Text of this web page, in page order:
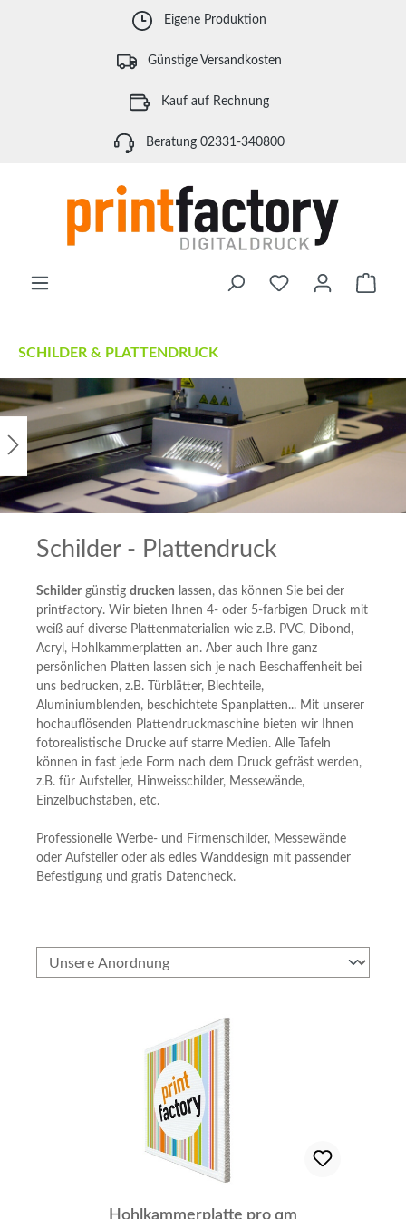
Zum Hauptinhalt springen Eigene Produktion
Günstige Versandkosten
Kauf auf Rechnung
Beratung 02331-340800
SCHILDER & PLATTENDRUCK
Bildergalerie überspringen
Schilder - Plattendruck
Schilder günstig drucken lassen, das können Sie bei der
printfactory. Wir bieten Ihnen 4- oder 5-farbigen Druck mit
weiß auf diverse Plattenmaterialien wie z.B. PVC, Dibond,
Acryl, Hohlkammerplatten an. Aber auch Ihre ganz
persönlichen Platten lassen sich je nach Beschaffenheit bei
uns bedrucken, z.B. Türblätter, Blechteile,
Aluminiumblenden, beschichtete Spanplatten... Mit unserer
hochauflösenden Plattendruckmaschine bieten wir Ihnen
fotorealistische Drucke auf starre Medien. Alle Tafeln
können in fast jede Form nach dem Druck gefräst werden,
z.B. für Aufsteller, Hinweisschilder, Messewände,
Einzelbuchstaben, etc.
Professionelle Werbe- und Firmenschilder, Messewände
oder Aufsteller oder als edles Wanddesign mit passender
Befestigung und gratis Datencheck.
Hohlkammerplatte pro qm